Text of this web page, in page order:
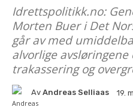
Idrettspolitikk.no:
Morten Buer i Det
går av med
alvorlige avsløringene
trakassering og
Av Andreas Selliaas 19.